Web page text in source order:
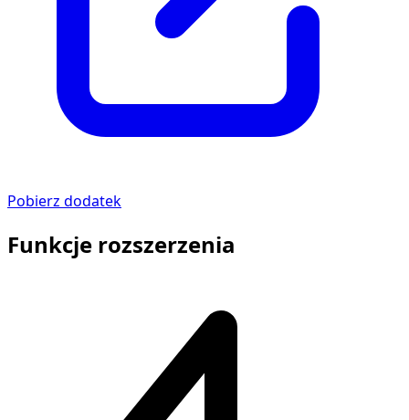
Pobierz dodatek
Funkcje rozszerzenia